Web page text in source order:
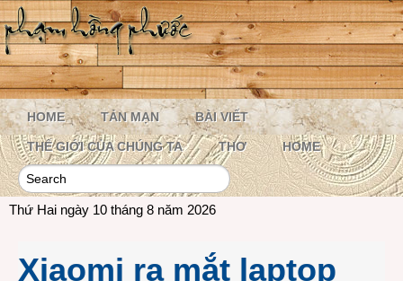
HOME TẢN MẠN BÀI VIẾT
THẾ GIỚI CỦA CHÚNG TA THƠ HOME
Thứ Hai ngày 10 tháng 8 năm 2026
Xiaomi ra mắt laptop